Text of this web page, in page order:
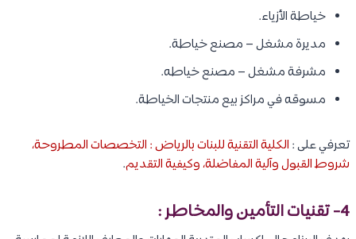
خياطة الأزياء.
مديرة مشغل – مصنع خياطة.
مشرفة مشغل – مصنع خياطه.
مسوقه في مراكز بيع منتجات الخياطة.
تعرفي على : الكلية التقنية للبنات بالرياض : التخصصات المطروحة،
شروط القبول وآلية المفاضلة، وكيفية التقديم.
4- تقنيات التأمين والمخاطر :